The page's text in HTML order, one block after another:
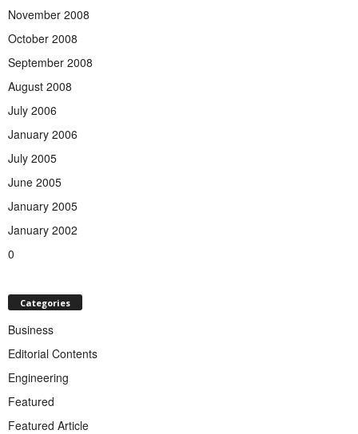
November 2008
October 2008
September 2008
August 2008
July 2006
January 2006
July 2005
June 2005
January 2005
January 2002
0
Categories
Business
Editorial Contents
Engineering
Featured
Featured Article